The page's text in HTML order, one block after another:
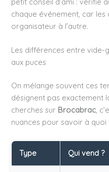
chaque événement, car les
organisateur à l’autre.
Les différences entre
aux puces
On mélange souvent ces
désignent pas exactement
cherches sur Brocabrac,
nuances pour savoir à quoi
Type Qui vend ?